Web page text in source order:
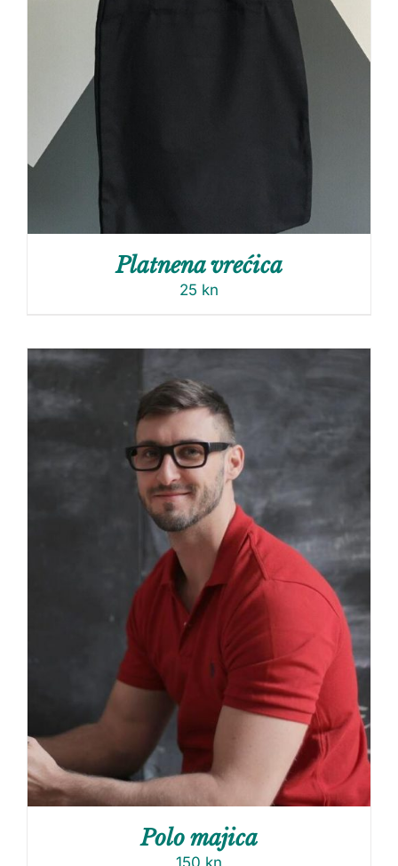
Platnena vrećica
25 kn
Polo majica
150 kn